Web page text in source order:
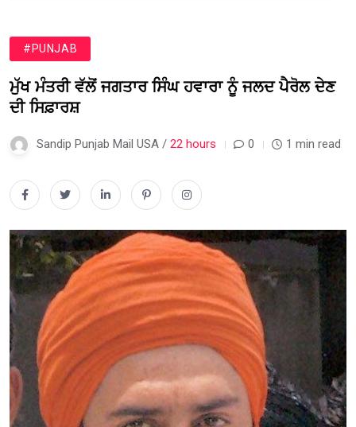
#PUNJAB
ਮੁੱਖ ਮੰਤਰੀ ਵੱਲੋਂ ਜਗਤਾਰ ਸਿੰਘ ਹਵਾਰਾ ਨੂੰ ਜਲਦ ਪੈਰੋਲ ਦੇਣ
ਦੀ ਸਿਫ਼ਾਰਸ਼
Sandip Punjab Mail USA / 22 hours 0 1 min read